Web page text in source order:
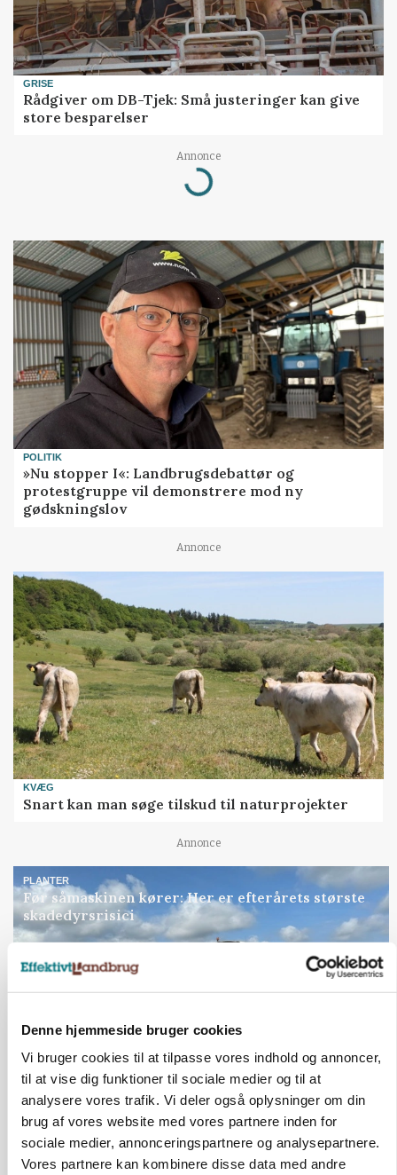
Denne hjemmeside bruger cookies
Vi bruger cookies til at tilpasse vores indhold og annoncer,
til at vise dig funktioner til sociale medier og til at
analysere vores trafik. Vi deler også oplysninger om din
brug af vores website med vores partnere inden for
sociale medier, annonceringspartnere og analysepartnere.
Vores partnere kan kombinere disse data med andre
GRISE
Rådgiver om DB-Tjek: Små justeringer kan give
store besparelser
Annonce
Loading...
POLITIK
»Nu stopper I«: Landbrugsdebattør og
protestgruppe vil demonstrere mod ny
gødskningslov
Annonce
KVÆG
Snart kan man søge tilskud til naturprojekter
Annonce
PLANTER
Før såmaskinen kører: Her er efterårets største
skadedyrsrisici
Loading...